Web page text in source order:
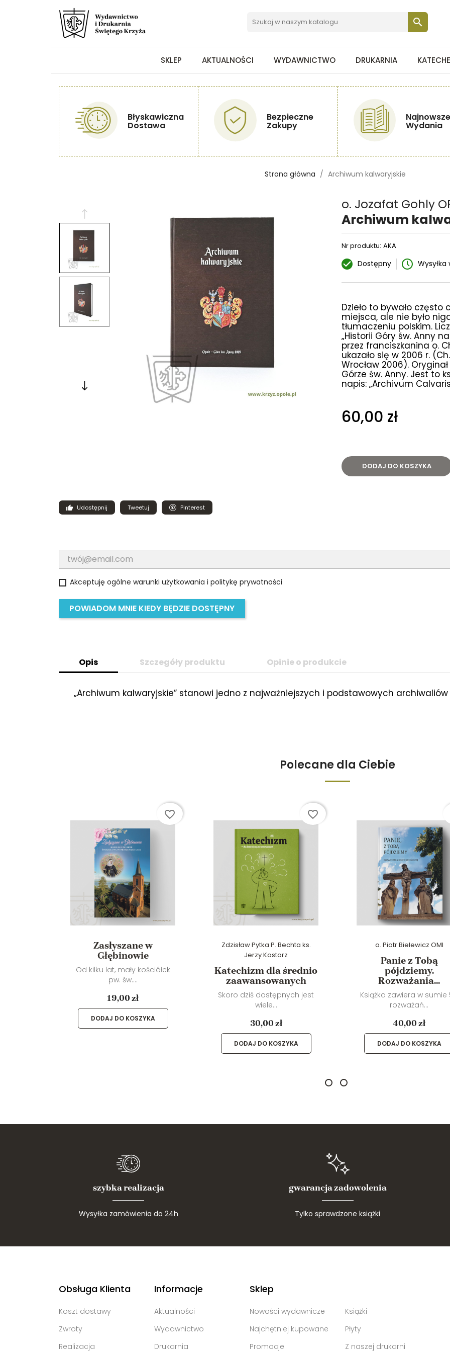

SKLEP AKTUALNOŚCI WYDAWNICTWO DRUKARNIA
Błyskawiczna
Dostawa
Bezpieczne
Zakupy
Najnowsze
Wydania
Strona główna Archiwum kalwaryjskie
o. Jozafat Gohly
Archiwum
Nr produktu: AKA
Dostępny Wysyłka
Dzieło to bywało
miejsca, ale nie było
tłumaczeniu polskim.
„Historii Góry św. Anny
przez franciszkanina o.
ukazało się w 2006 r.
Wrocław 2006).
Górze św. Anny. Jest to
napis: „Archivum
60,00 zł
DODAJ DO KOSZYKA
Udostępnij Tweetuj Pinterest
Akceptuję ogólne warunki użytkowania i politykę prywatności
POWIADOM MNIE KIEDY BĘDZIE DOSTĘPNY
Opis Szczegóły produktu Opinie o produkcie
„Archiwum kalwaryjskie” stanowi jedno z najważniejszych i podstawowych
Polecane dla Ciebie
Zasłyszane w
Głębinowie
Od kilku lat, mały kościółek
pw. św....
19,00 zł
DODAJ DO KOSZYKA
favorite_border
Zdzisław Pytka P. Bechta ks.
Jerzy Kostorz
Katechizm dla średnio
zaawansowanych
Skoro dziś dostępnych jest
wiele...
30,00 zł
DODAJ DO KOSZYKA
favorite_border
o. Piotr Bielewicz OMI
Panie z Tobą
pójdziemy.
Rozważania...
Książka zawiera w sumie
rozważań...
40,00 zł
DODAJ DO KOSZYKA
szybka realizacja
Wysyłka zamówienia do 24h
gwarancja zadowolenia
Tylko sprawdzone książki
Obsługa Klienta
Koszt dostawy
Zwroty
Realizacja
Informacje
Aktualności
Wydawnictwo
Drukarnia
Sklep
Nowości wydawnicze
Najchętniej kupowane
Promocje
Książki
Płyty
Z naszej drukarni